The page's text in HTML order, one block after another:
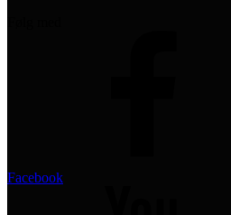
Facebook